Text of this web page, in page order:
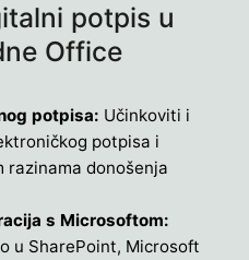
potpis u
Office
potpisa: Učinkoviti i
potpisa i
razinama donošenja
s Microsoftom:
u SharePoint, Microsoft